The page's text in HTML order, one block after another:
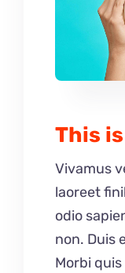
This
Vivamus
laoreet
odio
non. Duis
Morbi